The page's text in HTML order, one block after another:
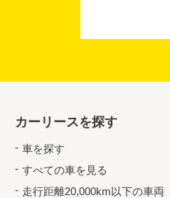
カーリースを探す
車を探す
すべての車を見る
走行距離20,000km以下の車両